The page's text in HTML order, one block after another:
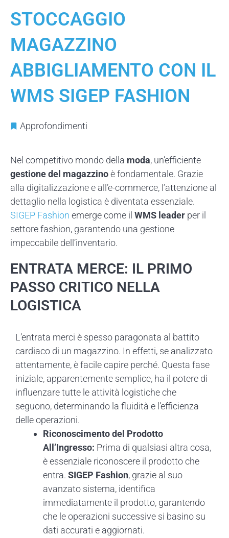
STOCCAGGIO
MAGAZZINO
ABBIGLIAMENTO CON IL
WMS SIGEP FASHION
Approfondimenti
Nel competitivo mondo della moda, un’efficiente
gestione del magazzinoè fondamentale. Grazie
alla digitalizzazione e all’e-commerce, l’attenzione al
dettaglio nella logistica è diventata essenziale.
SIGEP Fashion emerge come il WMS leader per il
settore fashion, garantendo una gestione
impeccabile dell’inventario.
ENTRATA MERCE: IL PRIMO
PASSO CRITICO NELLA
LOGISTICA
L’entrata merci è spesso paragonata al battito
cardiaco di un magazzino. In effetti, se analizzato
attentamente, è facile capire perché. Questa fase
iniziale, apparentemente semplice, ha il potere di
influenzare tutte le attività logistiche che
seguono, determinando la fluidità e l’efficienza
delle operazioni.
Riconoscimento del Prodotto
All’Ingresso: Prima di qualsiasi altra cosa,
è essenziale riconoscere il prodotto che
entra. SIGEP Fashion, grazie al suo
avanzato sistema, identifica
immediatamente il prodotto, garantendo
che le operazioni successive si basino su
dati accurati e aggiornati.